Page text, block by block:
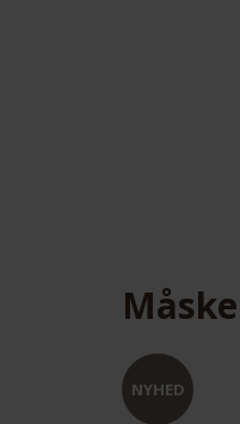
NYHED